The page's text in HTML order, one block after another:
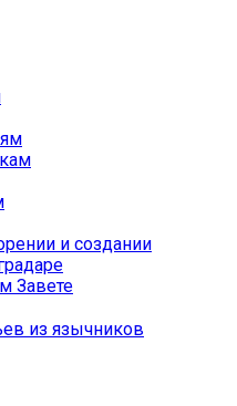
и создании
Завете
из язычников